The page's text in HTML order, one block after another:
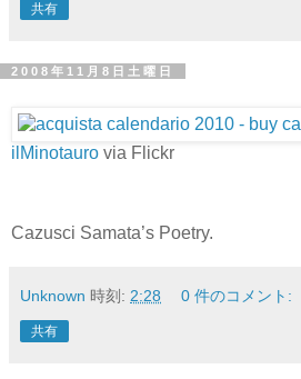
共有
2008年11月8日土曜日
ilMinotauro via Flickr
Cazusci Samata’s Poetry.
Unknown 時刻: 2:28 0 件のコメント:
共有